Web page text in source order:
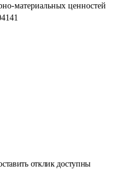
отклик доступны
материальных ценностей